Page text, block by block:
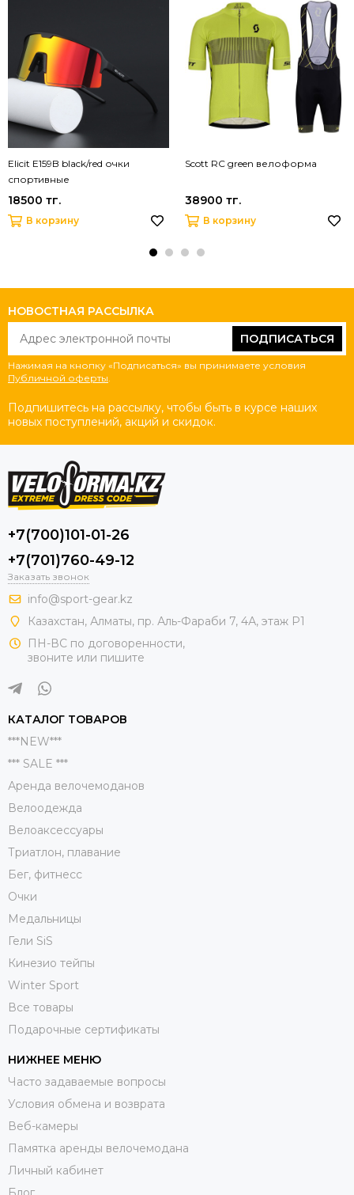
Elicit E159B black/red очки
спортивные
18500 тг.
В корзину
Scott RC green велоформа
38900 тг.
В корзину
НОВОСТНАЯ РАССЫЛКА
ПОДПИСАТЬСЯ
Нажимая на кнопку «Подписаться» вы принимаете условия
Публичной оферты.
Подпишитесь на рассылку, чтобы быть в курсе наших
новых поступлений, акций и скидок.
+7(700)101-01-26
+7(701)760-49-12
Заказать звонок
info@sport-gear.kz
Казахстан, Алматы, пр. Аль-Фараби 7, 4А, этаж Р1
ПН-ВС по договоренности,
звоните или пишите
КАТАЛОГ ТОВАРОВ
***NEW***
*** SALE ***
Аренда велочемоданов
Велоодежда
Велоаксессуары
Триатлон, плавание
Бег, фитнесс
Очки
Медальницы
Гели SiS
Кинезио тейпы
Winter Sport
Все товары
Подарочные сертификаты
НИЖНЕЕ МЕНЮ
Часто задаваемые вопросы
Условия обмена и возврата
Веб-камеры
Памятка аренды велочемодана
Личный кабинет